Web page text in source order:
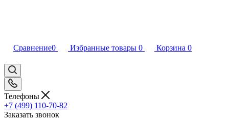
Сравнение0 Избранные товары 0 Корзина 0
Телефоны
+7 (499) 110-70-82
Заказать звонок